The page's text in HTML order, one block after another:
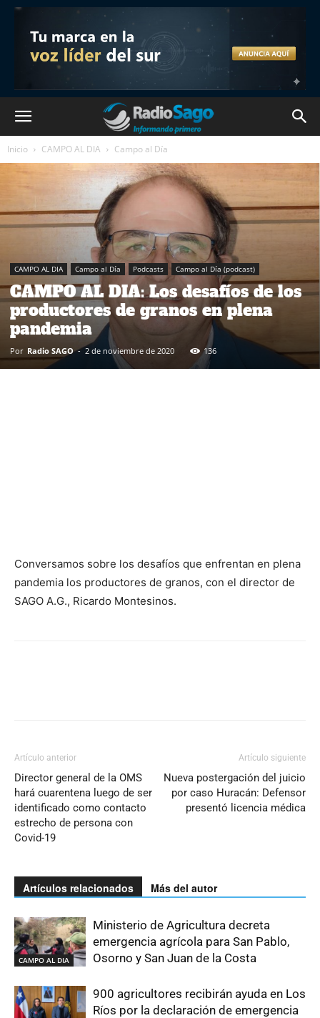
Inicio CAMPO AL DIA Campo al Día
CAMPO AL DIA Campo al Día Podcasts Campo al Día (podcast)
CAMPO AL DIA: Los desafíos de los
productores de granos en plena
pandemia
Por Radio SAGO - 2 de noviembre de 2020 136
Conversamos sobre los desafíos que enfrentan en plena
pandemia los productores de granos, con el director de
SAGO A.G., Ricardo Montesinos.
Artículo anterior
Director general de la OMS
hará cuarentena luego de ser
identificado como contacto
estrecho de persona con
Covid-19
Artículo siguiente
Nueva postergación del juicio
por caso Huracán: Defensor
presentó licencia médica
Artículos relacionados Más del autor
CAMPO AL DIA
Ministerio de Agricultura decreta
emergencia agrícola para San Pablo,
Osorno y San Juan de la Costa
900 agricultores recibirán ayuda en Los
Ríos por la declaración de emergencia